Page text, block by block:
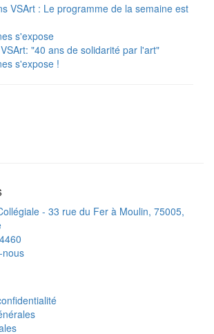
VSArt : Le programme de la semaine est
s'expose
"40 ans de solidarité par l'art"
s'expose !
- 33 rue du Fer à Moulin, 75005,
nous